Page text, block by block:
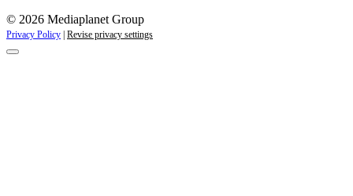
© 2026 Mediaplanet Group
Privacy Policy | Revise privacy settings